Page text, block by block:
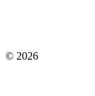
© 2026